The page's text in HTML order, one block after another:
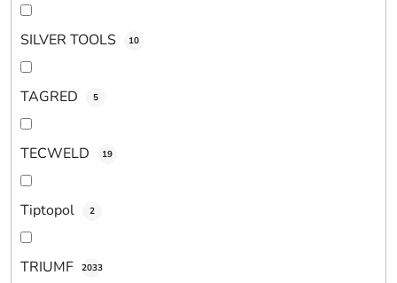
SILVER TOOLS 10
TAGRED 5
TECWELD 19
Tiptopol 2
TRIUMF 2033